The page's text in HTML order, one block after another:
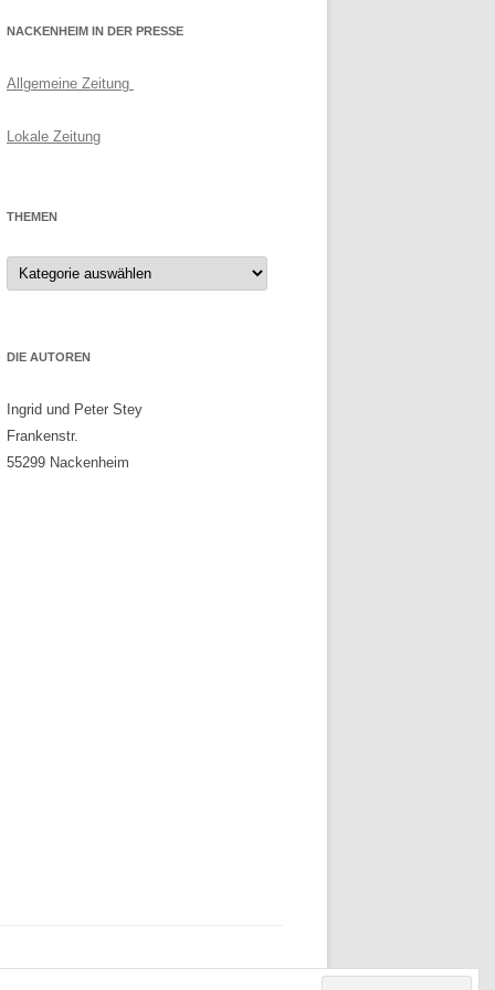
NACKENHEIM IN DER PRESSE
Allgemeine Zeitung
Lokale Zeitung
THEMEN
Themen
DIE AUTOREN
Ingrid und Peter Stey
Frankenstr.
55299 Nackenheim